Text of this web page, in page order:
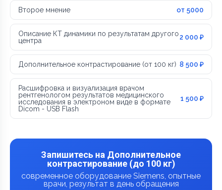
Второе мнение от 5000
Описание КТ динамики по результатам другого
центра
2 000 ₽
Дополнительное контрастирование (от 100 кг) 8 500 ₽
Расшифровка и визуализация врачом
рентгенологом результатов медицинского
исследования в электроном виде в формате
Dicom - USB Flash
1 500 ₽
Запишитесь на Дополнительное
контрастирование (до 100 кг)
современное оборудование Siemens, опытные
врачи, результат в день обращения